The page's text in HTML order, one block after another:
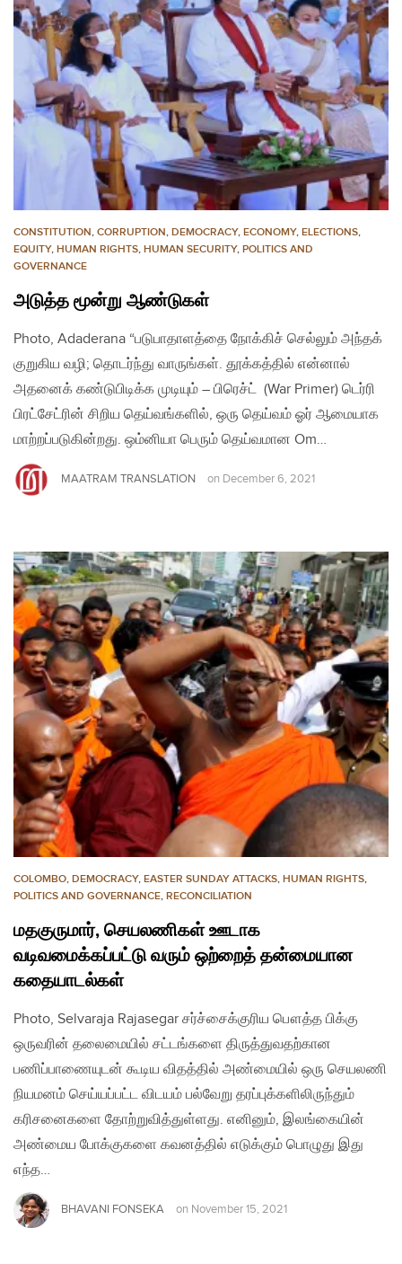
CONSTITUTION, CORRUPTION, DEMOCRACY, ECONOMY, ELECTIONS,
EQUITY, HUMAN RIGHTS, HUMAN SECURITY, POLITICS AND
GOVERNANCE
அடுத்த மூன்று ஆண்டுகள்
Photo, Adaderana “படுபாதாளத்தை நோக்கிச் செல்லும் அந்தக்
குறுகிய வழி; தொடர்ந்து வாருங்கள். தூக்கத்தில் என்னால்
அதனைக் கண்டுபிடிக்க முடியும் – பிரெச்ட் (War Primer) டெர்ரி
பிரட்சேட்ரின் சிறிய தெய்வங்களில், ஒரு தெய்வம் ஓர் ஆமையாக
மாற்றப்படுகின்றது. ஒம்னியா பெரும் தெய்வமான Om…
MAATRAM TRANSLATION on December 6, 2021
COLOMBO, DEMOCRACY, EASTER SUNDAY ATTACKS, HUMAN RIGHTS,
POLITICS AND GOVERNANCE, RECONCILIATION
மதகுருமார், செயலணிகள் ஊடாக
வடிவமைக்கப்பட்டு வரும் ஒற்றைத் தன்மையான
கதையாடல்கள்
Photo, Selvaraja Rajasegar சர்ச்சைக்குரிய பௌத்த பிக்கு
ஒருவரின் தலைமையில் சட்டங்களை திருத்துவதற்கான
பணிப்பாணையுடன் கூடிய விதத்தில் அண்மையில் ஒரு செயலணி
நியமனம் செய்யப்பட்ட விடயம் பல்வேறு தரப்புக்களிலிருந்தும்
கரிசனைகளை தோற்றுவித்துள்ளது. எனினும், இலங்கையின்
அண்மைய போக்குகளை கவனத்தில் எடுக்கும் பொழுது இது
எந்த…
BHAVANI FONSEKA on November 15, 2021